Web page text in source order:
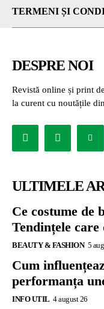
TERMENI ȘI
DESPRE NOI
Revistă online și print
la curent cu noutățile
ULTIMELE
Ce costume de
Tendințele care
BEAUTY & FASHION 5
Cum
performanța
INFO UTIL 4 august 26